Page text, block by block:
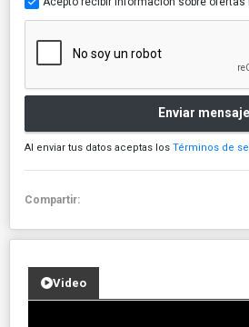
Enviar mensaje
Al enviar tus datos aceptas los Términos de
Compartir:
Video